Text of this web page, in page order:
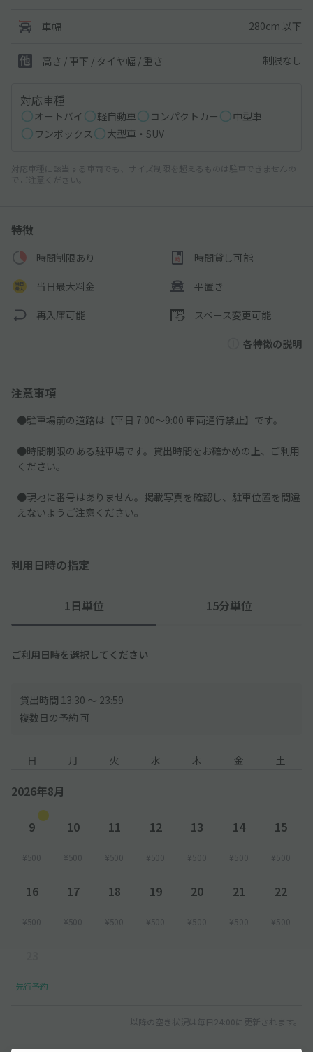
車幅 280cm 以下
高さ / 車下 / タイヤ幅 / 重さ 制限なし
対応車種
オートバイ 軽自動車 コンパクトカー
中型車
ワンボックス
大型車・SUV
対応車種に該当する車両でも、サイズ制限を超えるものは駐車できませんの
でご注意ください。
特徴
時間制限あり 時間貸し可能
当日最大料金 平置き
再入庫可能 スペース変更可能
各特徴の説明
注意事項
●駐車場前の道路は【平日 7:00～9:00 車両通行禁止】です。
●時間制限のある駐車場です。貸出時間をお確かめの上、ご利用
ください。
●現地に番号はありません。掲載写真を確認し、駐車位置を間違
えないようご注意ください。
利用日時の指定
1日単位 15分単位
ご利用日時を選択してください
貸出時間 13:30 〜 23:59
複数日の予約 可
日 月 火 水 木 金 土
2026年8月
9
¥500
10
¥500
11
¥500
12
¥500
13
¥500
14
¥500
15
¥500
16
¥500
17
¥500
18
¥500
19
¥500
20
¥500
21
¥500
22
¥500
先行予約
以降の空き状況は毎日24:00に更新されます。